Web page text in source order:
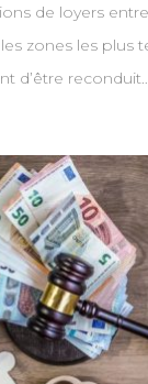
de loyers
zones les plus
d’être